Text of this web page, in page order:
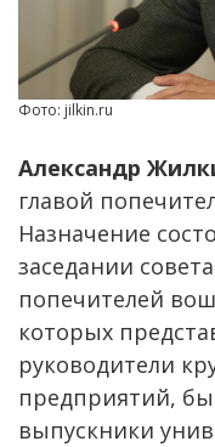
Фото: jilkin.ru
Александр
главой
Назначение
заседании
попечителей
которых
руководители
предприятий,
выпускники